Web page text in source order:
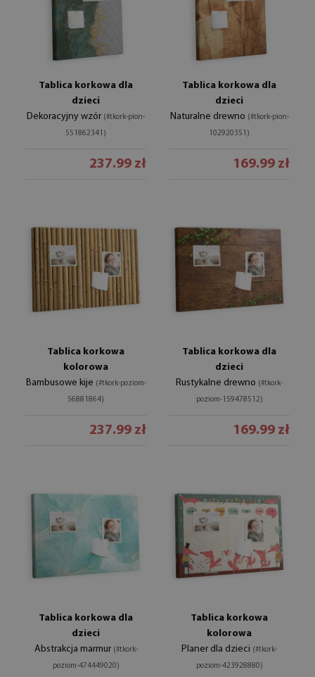
Tablica korkowa dla
dzieci
Dekoracyjny wzór (#tkork-pion-
551862341)
237.99 zł
Tablica korkowa dla
dzieci
Naturalne drewno (#tkork-pion-
102920351)
169.99 zł
Tablica korkowa
kolorowa
Bambusowe kije (#tkork-poziom-
56881864)
237.99 zł
Tablica korkowa dla
dzieci
Rustykalne drewno (#tkork-
poziom-159478512)
169.99 zł
Tablica korkowa dla
dzieci
Abstrakcja marmur (#tkork-
poziom-474449020)
Tablica korkowa
kolorowa
Planer dla dzieci (#tkork-
poziom-423928880)